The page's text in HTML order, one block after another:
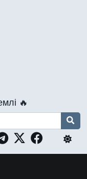
🔥